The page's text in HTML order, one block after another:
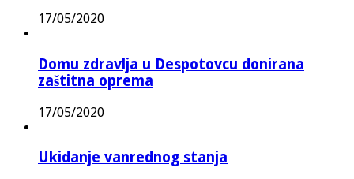
17/05/2020
Domu zdravlja u Despotovcu donirana
zaštitna oprema
17/05/2020
Ukidanje vanrednog stanja